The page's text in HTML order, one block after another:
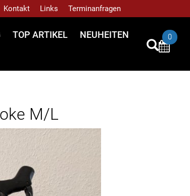
Kontakt Links Terminanfragen
TOP ARTIKEL
NEUHEITEN
0
M/L